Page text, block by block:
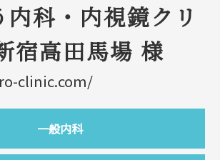
科・内視鏡クリ
宿高田馬場 様
clinic.com/
一般内科